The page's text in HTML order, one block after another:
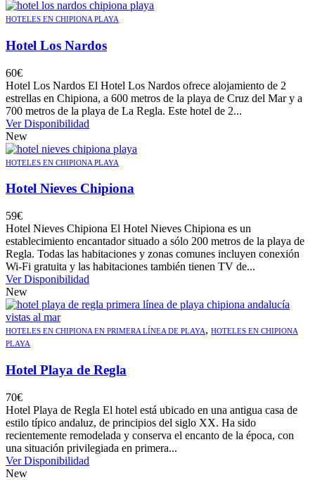
HOTELES EN CHIPIONA PLAYA
Hotel Los Nardos
60€
Hotel Los Nardos El Hotel Los Nardos ofrece alojamiento de 2
estrellas en Chipiona, a 600 metros de la playa de Cruz del Mar y a
700 metros de la playa de La Regla. Este hotel de 2...
Ver Disponibilidad
New
HOTELES EN CHIPIONA PLAYA
Hotel Nieves Chipiona
59€
Hotel Nieves Chipiona El Hotel Nieves Chipiona es un
establecimiento encantador situado a sólo 200 metros de la playa de
Regla. Todas las habitaciones y zonas comunes incluyen conexión
Wi-Fi gratuita y las habitaciones también tienen TV de...
Ver Disponibilidad
New
HOTELES EN CHIPIONA EN PRIMERA LÍNEA DE PLAYA, HOTELES EN CHIPIONA
PLAYA
Hotel Playa de Regla
70€
Hotel Playa de Regla El hotel está ubicado en una antigua casa de
estilo típico andaluz, de principios del siglo XX. Ha sido
recientemente remodelada y conserva el encanto de la época, con
una situación privilegiada en primera...
Ver Disponibilidad
New